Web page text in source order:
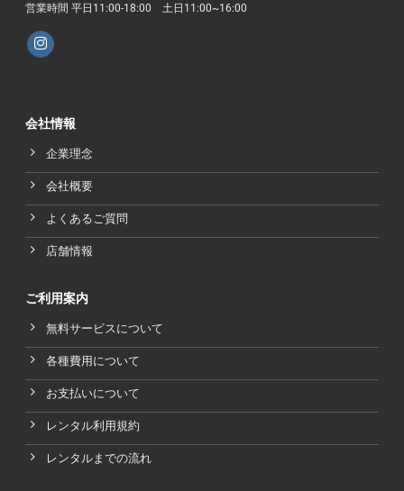
営業時間 平日11:00-18:00 土日11:00~16:00
会社情報
企業理念
会社概要
よくあるご質問
店舗情報
ご利用案内
無料サービスについて
各種費用について
お支払いについて
レンタル利用規約
レンタルまでの流れ